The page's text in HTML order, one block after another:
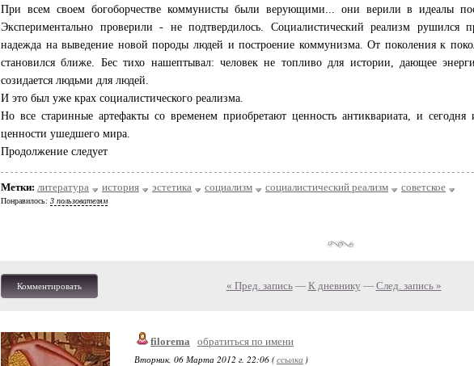
При всем своем богоборчестве коммунисты были верующими... они верили в идеалы
Экспериментально проверили - не подтвердилось. Социалистический реализм рушился
надежда на выведение новой породы людей и построение коммунизма. От поколения к
становился ближе. Бес тихо нашептывал: человек не топливо для истории, дающее
созидается людьми для людей.
И это был уже крах социалистического реализма.
Но все старинные артефакты со временем приобретают ценность антиквариата, и сегодня
ценности ушедшего мира.
Продолжение следует
Метки: литература история эстетика социализм социалистический реализм советское
Понравилось: 3 пользователям
Комментировать « Пред. запись— К дневнику — След. запись »
filorema
обратиться по имени
Вторник, 06 Марта 2012 г. 22:06 (ссылка )